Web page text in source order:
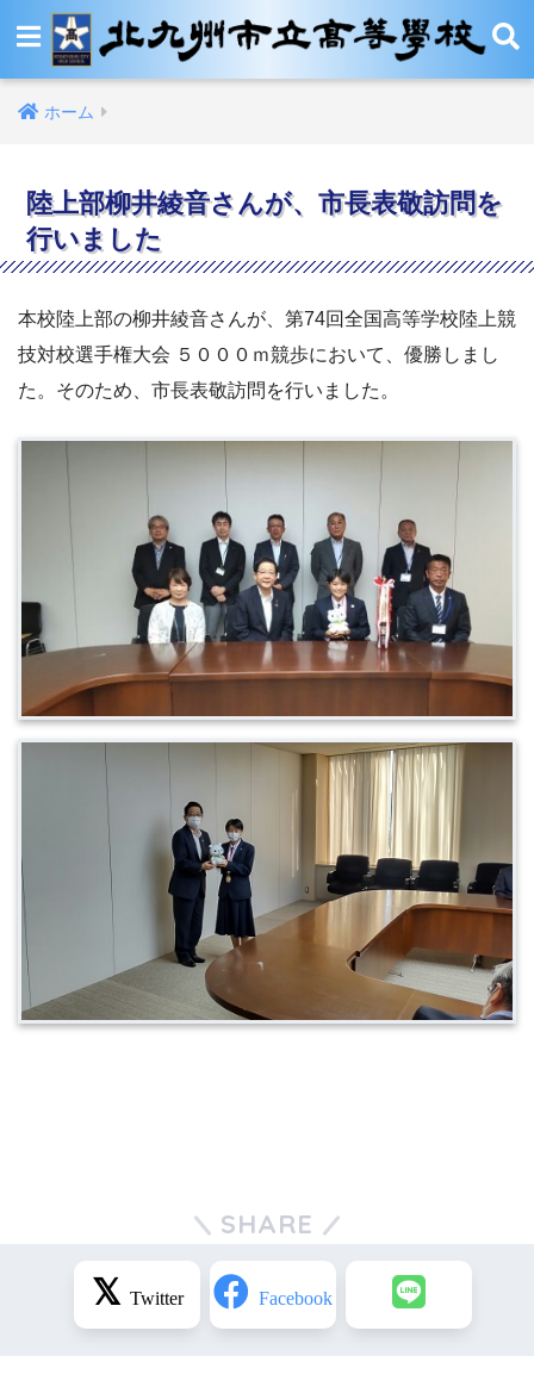
ホーム
陸上部柳井綾音さんが、市長表敬訪問を
行いました
本校陸上部の柳井綾音さんが、第74回全国高等学校陸上競
技対校選手権大会 ５０００ｍ競歩において、優勝しまし
た。そのため、市長表敬訪問を行いました。
SHARE